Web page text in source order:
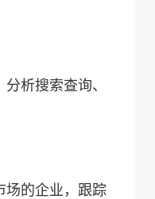
析搜索查询、
场的企业，跟踪